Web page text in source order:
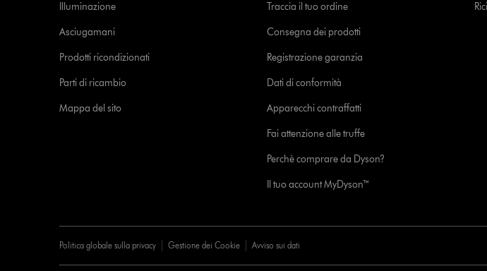
Illuminazione
Asciugamani
Prodotti ricondizionati
Parti di ricambio
Mappa del sito
Traccia il tuo ordine
Consegna dei prodotti
Registrazione garanzia
Dati di conformità
Apparecchi contraffatti
Fai attenzione alle truffe
Perchè comprare da Dyson?
Il tuo account MyDyson™
Politica globale sulla privacy Gestione dei Cookie Avviso sui dati